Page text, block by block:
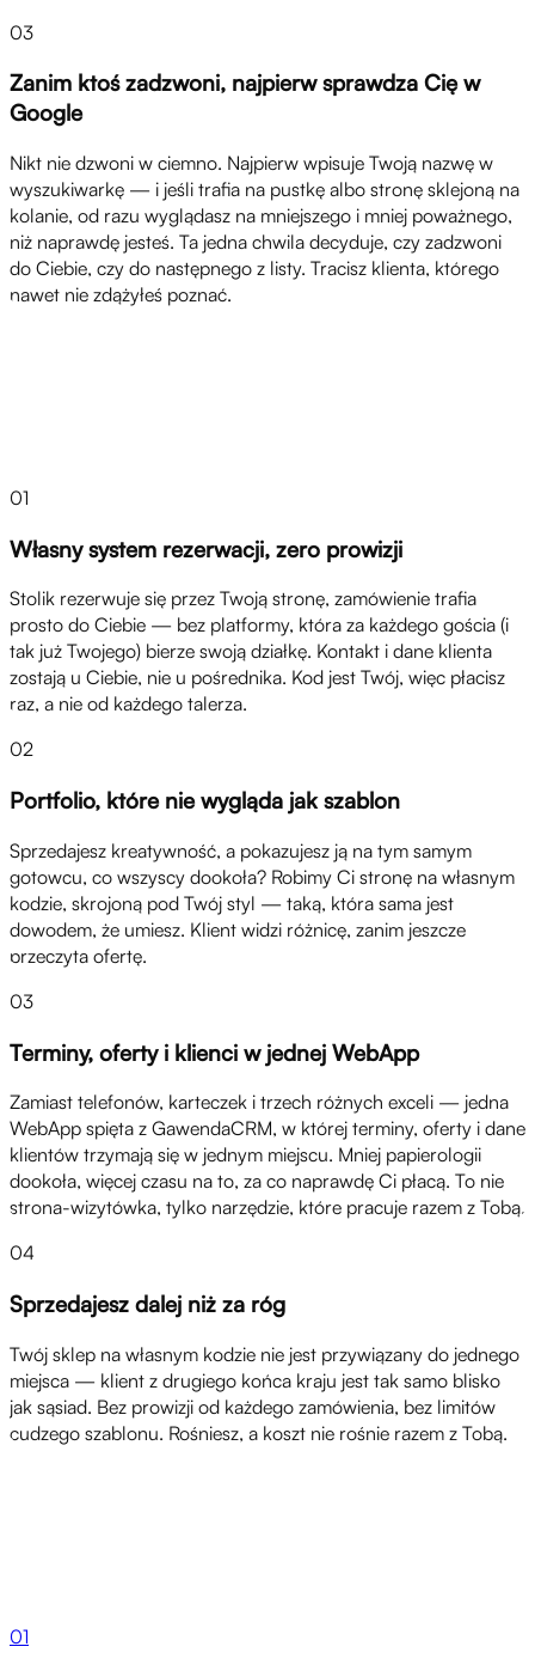
03
Zanim ktoś zadzwoni, najpierw sprawdza Cię w
Google
Nikt nie dzwoni w ciemno. Najpierw wpisuje Twoją nazwę w
wyszukiwarkę — i jeśli trafia na pustkę albo stronę sklejoną na
kolanie, od razu wyglądasz na mniejszego i mniej poważnego,
niż naprawdę jesteś. Ta jedna chwila decyduje, czy zadzwoni
do Ciebie, czy do następnego z listy. Tracisz klienta, którego
nawet nie zdążyłeś poznać.
01
Własny system rezerwacji, zero prowizji
Stolik rezerwuje się przez Twoją stronę, zamówienie trafia
prosto do Ciebie — bez platformy, która za każdego gościa (i
tak już Twojego) bierze swoją działkę. Kontakt i dane klienta
zostają u Ciebie, nie u pośrednika. Kod jest Twój, więc płacisz
raz, a nie od każdego talerza.
02
Portfolio, które nie wygląda jak szablon
Sprzedajesz kreatywność, a pokazujesz ją na tym samym
gotowcu, co wszyscy dookoła? Robimy Ci stronę na własnym
kodzie, skrojoną pod Twój styl — taką, która sama jest
dowodem, że umiesz. Klient widzi różnicę, zanim jeszcze
przeczyta ofertę.
03
Terminy, oferty i klienci w jednej WebApp
Zamiast telefonów, karteczek i trzech różnych exceli — jedna
WebApp spięta z GawendaCRM, w której terminy, oferty i dane
klientów trzymają się w jednym miejscu. Mniej papierologii
dookoła, więcej czasu na to, za co naprawdę Ci płacą. To nie
strona-wizytówka, tylko narzędzie, które pracuje razem z Tobą.
04
Sprzedajesz dalej niż za róg
Twój sklep na własnym kodzie nie jest przywiązany do jednego
miejsca — klient z drugiego końca kraju jest tak samo blisko
jak sąsiad. Bez prowizji od każdego zamówienia, bez limitów
cudzego szablonu. Rośniesz, a koszt nie rośnie razem z Tobą.
01